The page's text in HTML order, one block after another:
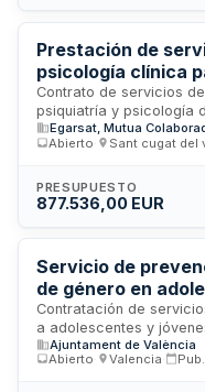
Prestación de
psicología clínica
por EGARSAT
Contrato de servicios
psiquiatría y psicología
por EGARSAT, Mutua
número 276. Los
siendo necesario que
especializada y
Egarsat, Mutua
Abierto
Sant cugat del
PRESUPUESTO
877.536,00 EUR
Servicio de
de género en
Contratación de
a adolescentes y
contrato incluye la
especificaciones
Ajuntament de València
Abierto
Valencia Pub.